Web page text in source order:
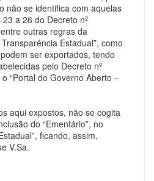
não se identifica com aquelas
a 26 do Decreto nº
outras regras da
Estadual”, como
ser exportados, tendo
pelo Decreto nº
“Portal do Governo Aberto –
aqui expostos, não se cogita
do “Ementário”, no
ficando, assim,
V.Sa.